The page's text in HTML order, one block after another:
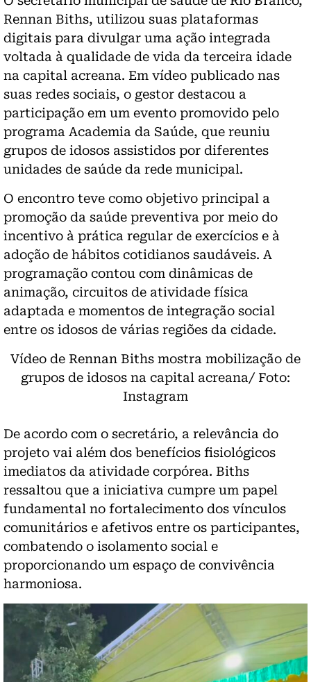
Rennan Biths, utilizou suas plataformas
digitais para divulgar uma ação integrada
voltada à qualidade de vida da terceira idade
na capital acreana. Em vídeo publicado nas
suas redes sociais, o gestor destacou a
participação em um evento promovido pelo
programa Academia da Saúde, que reuniu
grupos de idosos assistidos por diferentes
unidades de saúde da rede municipal.
O encontro teve como objetivo principal a
promoção da saúde preventiva por meio do
incentivo à prática regular de exercícios e à
adoção de hábitos cotidianos saudáveis. A
programação contou com dinâmicas de
animação, circuitos de atividade física
adaptada e momentos de integração social
entre os idosos de várias regiões da cidade.
Vídeo de Rennan Biths mostra mobilização de
grupos de idosos na capital acreana/ Foto:
Instagram
De acordo com o secretário, a relevância do
projeto vai além dos benefícios fisiológicos
imediatos da atividade corpórea. Biths
ressaltou que a iniciativa cumpre um papel
fundamental no fortalecimento dos vínculos
comunitários e afetivos entre os participantes,
combatendo o isolamento social e
proporcionando um espaço de convivência
harmoniosa.